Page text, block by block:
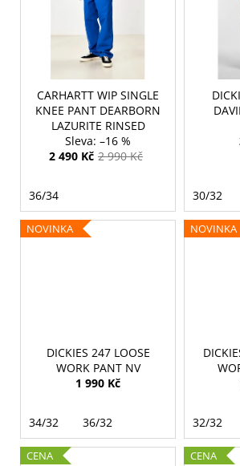
CARHARTT WIP SINGLE
KNEE PANT DEARBORN
LAZURITE RINSED
–16 %
2 490 Kč 2 990 Kč
36/34 30/32
NOVINKA
DICKIES 247 LOOSE
WORK PANT NV
1 990 Kč
34/32 36/32
NOVINKA
32/32
CENA CENA